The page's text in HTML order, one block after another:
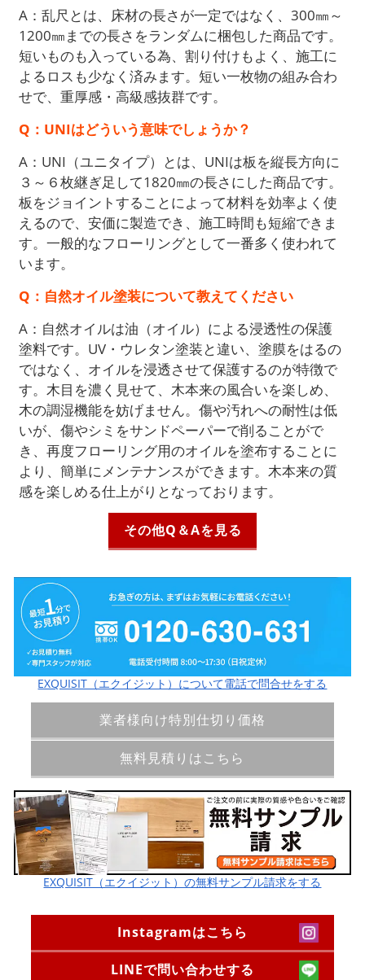
A：乱尺とは、床材の長さが一定ではなく、300㎜～
1200㎜までの長さをランダムに梱包した商品です。
短いものも入っている為、割り付けもよく、施工に
よるロスも少なく済みます。短い一枚物の組み合わ
せで、重厚感・高級感抜群です。
Q：UNIはどういう意味でしょうか？
A：UNI（ユニタイプ）とは、UNIは板を縦長方向に
３～６枚継ぎ足して1820㎜の長さにした商品です。
板をジョイントすることによって材料を効率よく使
えるので、安価に製造でき、施工時間も短縮できま
す。一般的なフローリングとして一番多く使われて
います。
Q：自然オイル塗装について教えてください
A：自然オイルは油（オイル）による浸透性の保護
塗料です。UV・ウレタン塗装と違い、塗膜をはるの
ではなく、オイルを浸透させて保護するのが特徴で
す。木目を濃く見せて、木本来の風合いを楽しめ、
木の調湿機能を妨げません。傷や汚れへの耐性は低
いが、傷やシミをサンドペーパーで削ることがで
き、再度フローリング用のオイルを塗布することに
より、簡単にメンテナンスができます。木本来の質
感を楽しめる仕上がりとなっております。
その他Q＆Aを見る
EXQUISIT（エクイジット）について電話で問合せをする
業者様向け特別仕切り価格
無料見積りはこちら
EXQUISIT（エクイジット）の無料サンプル請求をする
Instagramはこちら
LINEで問い合わせする